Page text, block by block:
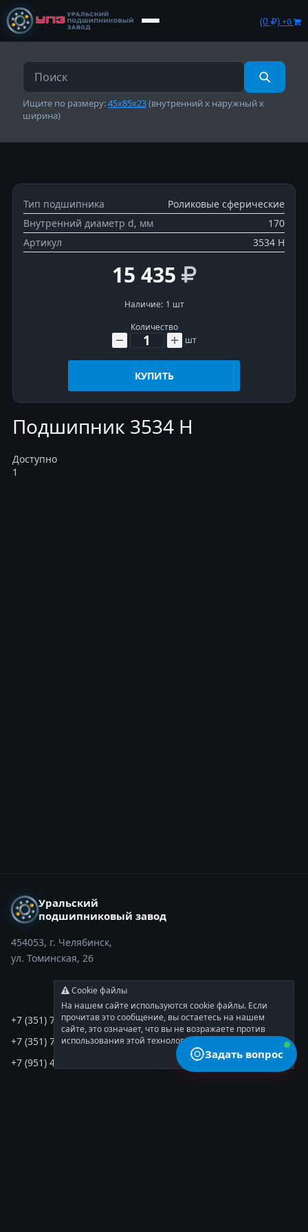
(0 )+0
Ищите по размеру:45х85х23(внутренний х наружный х
ширина)
Тип подшипника
Роликовые сферические
Внутренний диаметр d, мм
170
Артикул
3534 Н
15 435
Наличие: 1 шт
Количество
шт
КУПИТЬ
Подшипник 3534 Н
Доступно
1
Уральский
подшипниковый завод
454053, г. Челябинск,
ул. Томинская, 26
ТЕЛЕФОНЫ
+7 (351) 727-97-80
+7 (351) 727-97-83
+7 (951) 437-15-50
Cookie файлы
На нашем сайте используются cookie файлы. Если
прочитав это сообщение, вы остаетесь на нашем
сайте, это означает, что вы не возражаете против
использования этой технологии.
Согласен Подробнее
Задать вопрос